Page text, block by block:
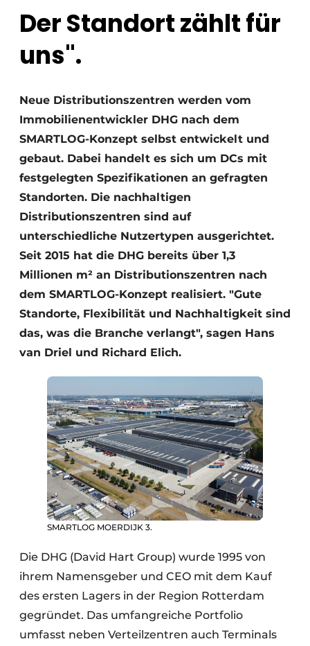
Der Standort zählt für
uns".
Neue Distributionszentren werden vom
Immobilienentwickler DHG nach dem
SMARTLOG-Konzept selbst entwickelt und
gebaut. Dabei handelt es sich um DCs mit
festgelegten Spezifikationen an gefragten
Standorten. Die nachhaltigen
Distributionszentren sind auf
unterschiedliche Nutzertypen ausgerichtet.
Seit 2015 hat die DHG bereits über 1,3
Millionen m² an Distributionszentren nach
dem SMARTLOG-Konzept realisiert. "Gute
Standorte, Flexibilität und Nachhaltigkeit sind
das, was die Branche verlangt", sagen Hans
van Driel und Richard Elich.
SMARTLOG MOERDIJK 3.
Die DHG (David Hart Group) wurde 1995 von
ihrem Namensgeber und CEO mit dem Kauf
des ersten Lagers in der Region Rotterdam
gegründet. Das umfangreiche Portfolio
umfasst neben Verteilzentren auch Terminals